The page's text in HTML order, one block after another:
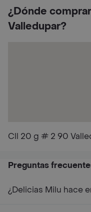
¿Dónde
Valledupar?
Cll 20 g # 2 90
Preguntas
¿Delicias Milu hace